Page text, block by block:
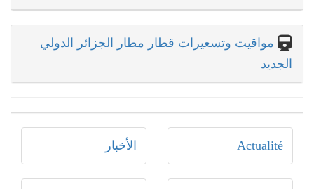
مواقيت وتسعيرات قطار مطار الجزائر الدولي
الجديد
Actualité الأخبار